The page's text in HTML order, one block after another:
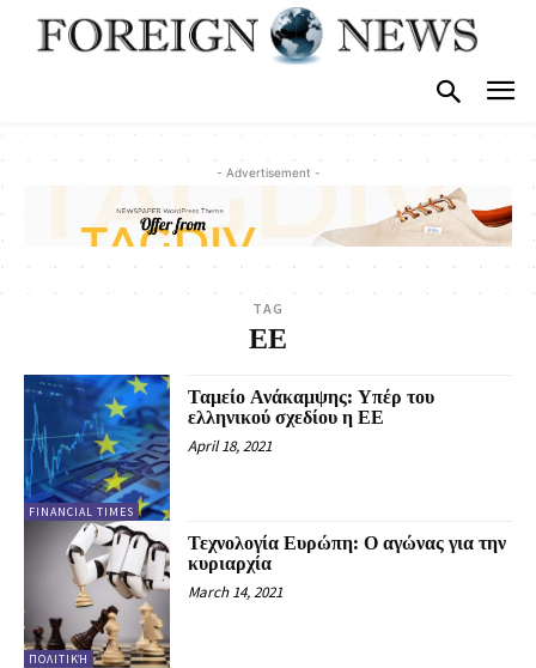
- Advertisement -
TAG
ΕΕ
FINANCIAL TIMES
Ταμείο Ανάκαμψης: Υπέρ του
ελληνικού σχεδίου η ΕΕ
April 18, 2021
ΠΟΛΙΤΙΚΉ
Τεχνολογία Ευρώπη: Ο αγώνας για την
κυριαρχία
March 14, 2021